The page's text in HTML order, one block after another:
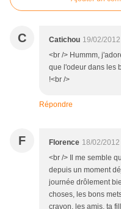
C Catichou 19/02/
<br /> Hummm,
que l'odeur dans les
!<br />
Répondre
F Florence 18/02/
<br /> Il me semble
depuis un moment
journée drôlement
choses, les bons
crayon, les amis, ta